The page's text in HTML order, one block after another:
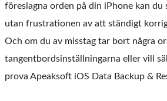
föreslagna orden på din iPhone kan du
utan frustrationen av att ständigt
Och om du av misstag tar bort några
tangentbordsinställningarna eller vill
prova Apeaksoft iOS Data Backup &